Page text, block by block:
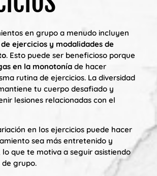
en grupo a menudo incluyen
ejercicios y modalidades de
. Esto puede ser beneficioso porque
en la monotonía de hacer
rutina de ejercicios. La diversidad
tu cuerpo desafiado y
lesiones relacionadas con el
en los ejercicios puede hacer
sea más entretenido y
que te motiva a seguir asistiendo
de grupo.